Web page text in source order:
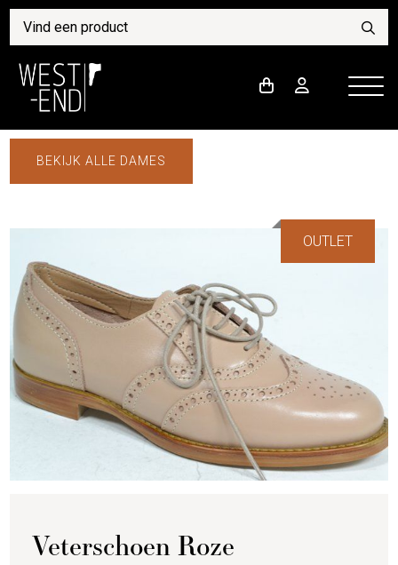
BEKIJK ALLE DAMES
OUTLET
Veterschoen Roze